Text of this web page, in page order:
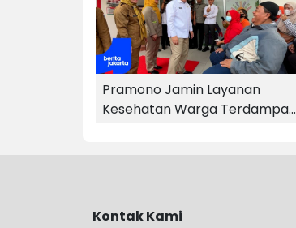
Pramono Jamin Layanan
Kesehatan Warga Terdampak
Kontak Kami